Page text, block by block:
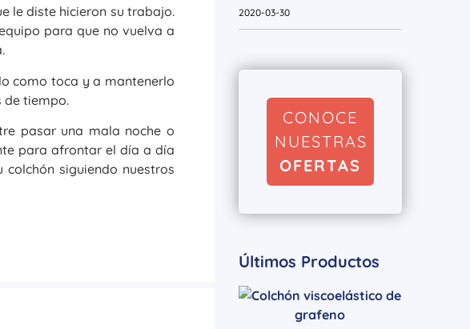
le diste hicieron su trabajo.
para que no vuelva a
como toca y a mantenerlo
de tiempo.
pasar una mala noche o
para afrontar el día a día
siguiendo nuestros
2020-03-30
CONOCE
NUESTRAS
OFERTAS
Últimos Productos